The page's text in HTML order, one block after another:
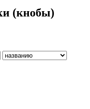
(кнобы)